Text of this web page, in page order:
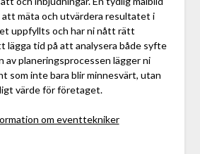
mäta och utvärdera resultatet i
uppfyllts och har ni nått rätt
lägga tid på att analysera både syfte
av planeringsprocessen lägger ni
som inte bara blir minnesvärt, utan
värde för företaget.
om eventtekniker